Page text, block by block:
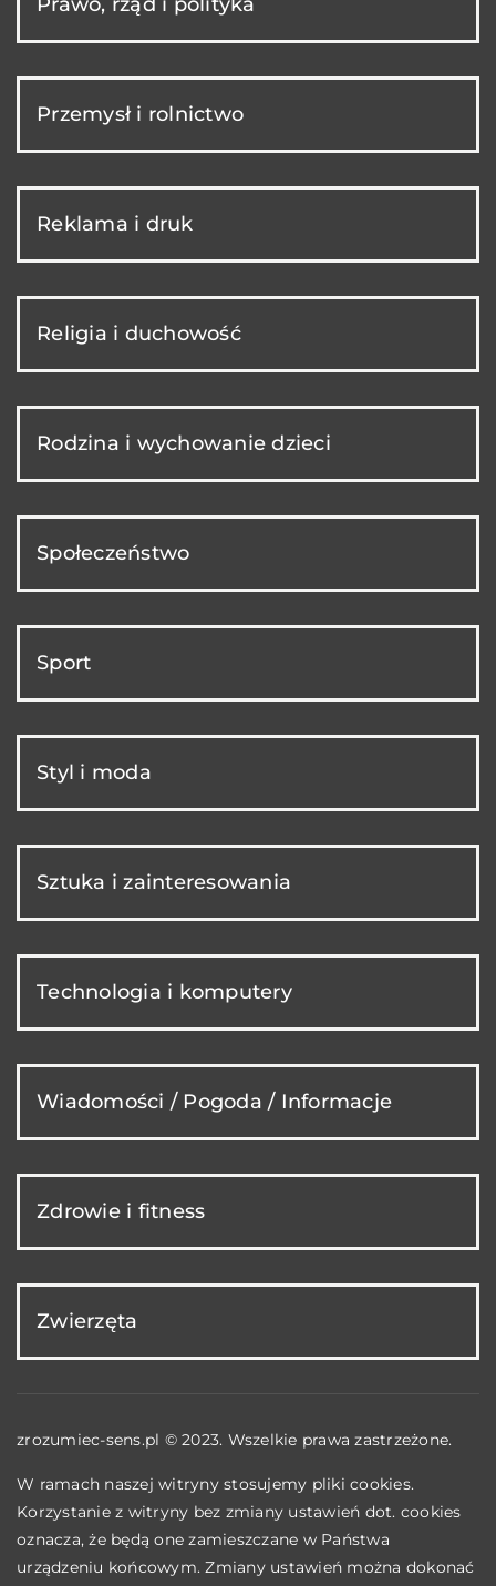
Przemysł i rolnictwo
Reklama i druk
Religia i duchowość
Rodzina i wychowanie dzieci
Społeczeństwo
Sport
Styl i moda
Sztuka i zainteresowania
Technologia i komputery
Wiadomości / Pogoda / Informacje
Zdrowie i fitness
Zwierzęta
zrozumiec-sens.pl © 2023. Wszelkie prawa zastrzeżone.
W ramach naszej witryny stosujemy pliki cookies.
Korzystanie z witryny bez zmiany ustawień dot. cookies
oznacza, że będą one zamieszczane w Państwa
urządzeniu końcowym. Zmiany ustawień można dokonać